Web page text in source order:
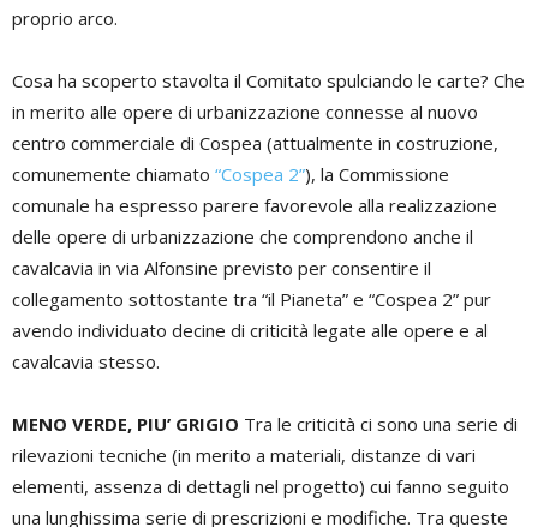
proprio arco.
Cosa ha scoperto stavolta il Comitato spulciando le carte? Che
in merito alle opere di urbanizzazione connesse al nuovo
centro commerciale di Cospea (attualmente in costruzione,
comunemente chiamato “Cospea 2”), la Commissione
comunale ha espresso parere favorevole alla realizzazione
delle opere di urbanizzazione che comprendono anche il
cavalcavia in via Alfonsine previsto per consentire il
collegamento sottostante tra “il Pianeta” e “Cospea 2” pur
avendo individuato decine di criticità legate alle opere e al
cavalcavia stesso.
MENO VERDE, PIU’ GRIGIO Tra le criticità ci sono una serie di
rilevazioni tecniche (in merito a materiali, distanze di vari
elementi, assenza di dettagli nel progetto) cui fanno seguito
una lunghissima serie di prescrizioni e modifiche. Tra queste